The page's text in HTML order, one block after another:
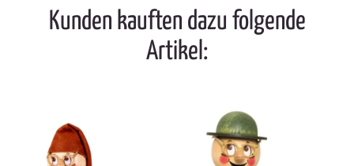
Kunden kauften dazu folgende
Artikel: